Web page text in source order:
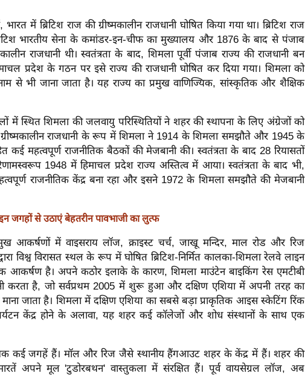
में ब्रिटिश राज की ग्रीष्मकालीन राजधानी घोषित किया गया था। ब्रिटिश राज
भारतीय सेना के कमांडर-इन-चीफ का मुख्यालय और 1876 के बाद से पंजाब
राजधानी थी। स्वतंत्रता के बाद, शिमला पूर्वी पंजाब राज्य की राजधानी बन
प्रदेश के गठन पर इसे राज्य की राजधानी घोषित कर दिया गया। शिमला को
से भी जाना जाता है। यह राज्य का प्रमुख वाणिज्यिक, सांस्कृतिक और शैक्षिक
में स्थित शिमला की जलवायु परिस्थितियों ने शहर की स्थापना के लिए अंग्रेजों को
ग्रीष्मकालीन राजधानी के रूप में शिमला ने 1914 के शिमला समझौते और 1945 के
कई महत्वपूर्ण राजनीतिक बैठकों की मेजबानी की। स्वतंत्रता के बाद 28 रियासतों
1948 में हिमाचल प्रदेश राज्य अस्तित्व में आया। स्वतंत्रता के बाद भी,
राजनीतिक केंद्र बना रहा और इसने 1972 के शिमला समझौते की मेजबानी
जगहों से उठाएं बेहतरीन पावभाजी का लुत्फ
आकर्षणों में वाइसराय लॉज, क्राइस्ट चर्च, जाखू मन्दिर, माल रोड और रिज
विश्व विरासत स्थल के रूप में घोषित ब्रिटिश-निर्मित कालका-शिमला रेलवे लाइन
आकर्षण है। अपने कठोर इलाके के कारण, शिमला माउंटेन बाइकिंग रेस एमटीबी
करता है, जो सर्वप्रथम 2005 में शुरू हुआ और दक्षिण एशिया में अपनी तरह का
जाता है। शिमला में दक्षिण एशिया का सबसे बड़ा प्राकृतिक आइस स्केटिंग रिंक
केंद्र होने के अलावा, यह शहर कई कॉलेजों और शोध संस्थानों के साथ एक
कई जगहें हैं। मॉल और रिज जैसे स्थानीय हैंगआउट शहर के केंद्र में हैं। शहर की
अपने मूल 'टुडोरबथन' वास्तुकला में संरक्षित हैं। पूर्व वायसेग्रल लॉज, अब